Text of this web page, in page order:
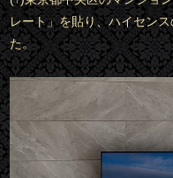
レート」を貼り、ハイセン
た。